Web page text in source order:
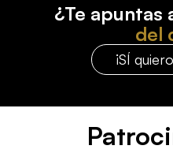
¿Te
del
¡SÍ